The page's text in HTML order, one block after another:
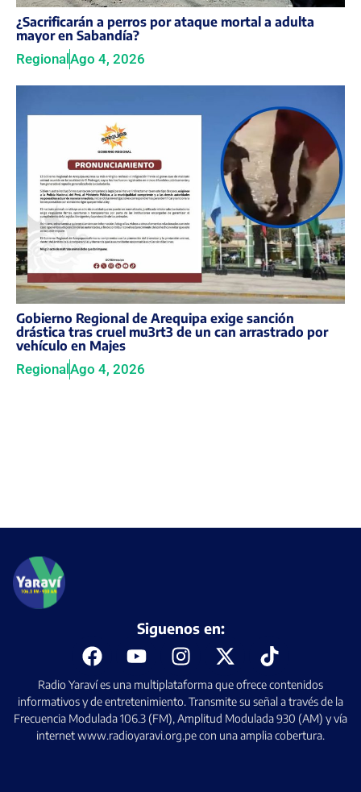
¿Sacrificarán a perros por ataque mortal a adulta
mayor en Sabandía?
RegionalAgo 4, 2026
Gobierno Regional de Arequipa exige sanción
drástica tras cruel mu3rt3 de un can arrastrado por
vehículo en Majes
Regional Ago 4, 2026
Radio Yaraví es una multiplataforma que ofrece contenidos
informativos y de entretenimiento. Transmite su señal a través de la
Frecuencia Modulada 106.3 (FM), Amplitud Modulada 930 (AM) y vía
internet www.radioyaravi.org.pe con una amplia cobertura.
Siguenos en: